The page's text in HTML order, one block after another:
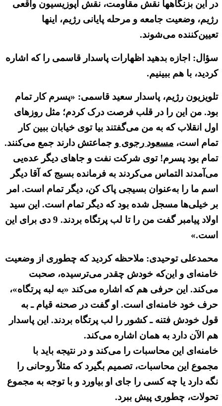
در این بزنگاهها نقش مقاومت، نقش اپوزیسیون واقعی
رژیم، وضعیت جامعه و مرحله پایانی رژیم، اینها
تعیین‌کننده می‌شوند.
سؤال: اجازه بدهید اظهارات پاسدار قاسمی را که اشاره
کردید، با هم ببینیم.
تلویزیون رژیم، پاسدار سعید قاسمی: «پسرم کار تمام
بود. من این را در قلب فرصت درک کردم؛ مثل روزهای
اول انقلاب که به من می‌گفتند بیا توی خیابان ببین کار
تمام است، مسعود رجوی و جماعتش دارند جمع می‌کنند.
تمام بود پسرم! توی شرکت نفت و جاهای دیگر عده‌یی
می‌آمدند التماس می‌کردند به فرمانده بسیج که آقا دیگر
اسم ما را به‌عنوان بسیجی پاک کن، دیگر تمام است. امر
بر خیلی‌ها مسجل شده بود که دیگر تمام است. این سید
اولاد پیامبر گفت من را تا لب پرتگاه بردند. 9 دی برای این
است.»
محمدعلی توحیدی: ملاحظه کردید که چطوری از وضعیت
خامنه‌ای و این‌که خودش چقدر می‌ترسیده، صحبت
می‌کند. این حرفی هم که اشاره می‌کند «به لبه پرتگاه»،
حرف خود خامنه‌ای است. او گفت در صحنه قیام ـ به
قول خودش فتنه ـ کشور را لب پرتگاه بردند. این پاسدار
هم الآن دارد به همان اشاره می‌کند.
خامنه‌ای این محاسبات را می‌کند و در نتیجه باید با
مجموع این محاسبات، تصمیم بگیرد که مثلاً روحانی را
نگه دارد یا چه کسی را جای او بیاورد و با توجه به مجموع
تحولات، چطوری پیش ببرد.